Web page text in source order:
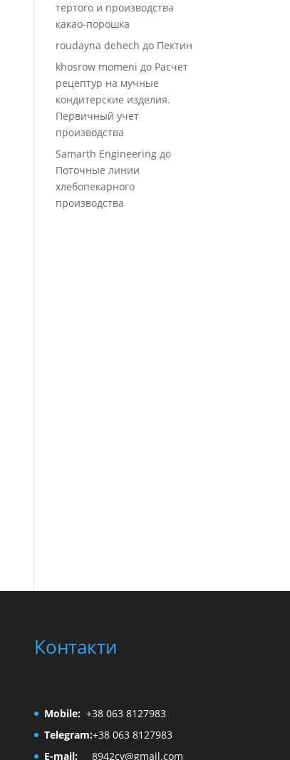
тертого и производства
какао-порошка
roudayna dehech до Пектин
khosrow momeni до Расчет
рецептур на мучные
кондитерские изделия.
Первичный учет
производства
Samarth Engineering до
Поточные линии
хлебопекарного
производства
Контакти
Mobile:+38 063 8127983
Telegram:+38 063 8127983
E-mail:
8942cv@gmail.com